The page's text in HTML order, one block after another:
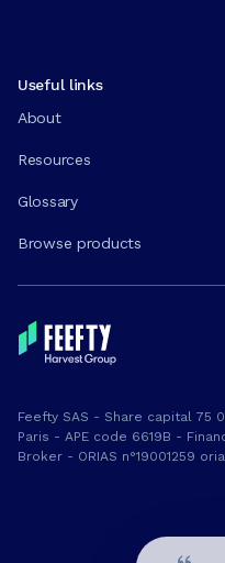
Useful links
About
Resources
Glossary
Browse products
Feefty SAS - Share capital 75
Paris - APE code 6619B -
Broker - ORIAS n°19001259